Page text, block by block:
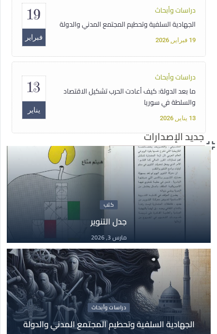
دراسات وأبحاث
الجهادية السلفية وتحطيم المجتمع المدني والدولة
19 فبراير, 2026
19
فبراير
دراسات وأبحاث
ما بعد الدولة: كيف أعادت الحرب تشكيل الاقتصاد
والسلطة في سوريا
13 يناير, 2026
13
يناير
دبلوم حقوق الإنسان الأساسية غير القابلة للتصرف
15
أغسطس
سوريا تحت سلطان الفاشية الجهادية
14
مايو
كتب
جدل التنوير
03 مارس, 2026
03
مارس
جديد الإصدارات
كتب
جدل التنوير
مارس 3, 2026
دراسات وأبحاث
الجهادية السلفية وتحطيم المجتمع المدني والدولة